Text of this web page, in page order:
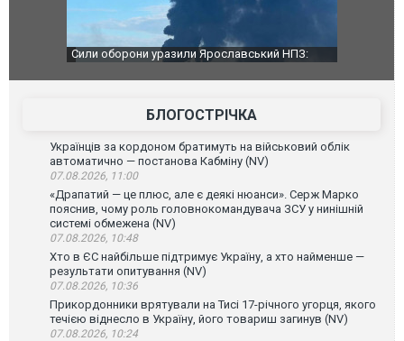
Неймар влаштував конфлікт після перемоги
"Сантоса". ВІДЕО
Мудрик
БЛОГОСТРІЧКА
Українців за кордоном братимуть на військовий облік
автоматично — постанова Кабміну (NV)
07.08.2026, 11:00
«Драпатий — це плюс, але є деякі нюанси». Серж Марко
пояснив, чому роль головнокомандувача ЗСУ у нинішній
системі обмежена (NV)
07.08.2026, 10:48
Хто в ЄС найбільше підтримує Україну, а хто найменше —
результати опитування (NV)
07.08.2026, 10:36
Прикордонники врятували на Тисі 17-річного угорця, якого
течією віднесло в Україну, його товариш загинув (NV)
07.08.2026, 10:24